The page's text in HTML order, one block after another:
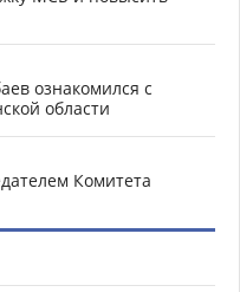
ознакомился с
области
Комитета